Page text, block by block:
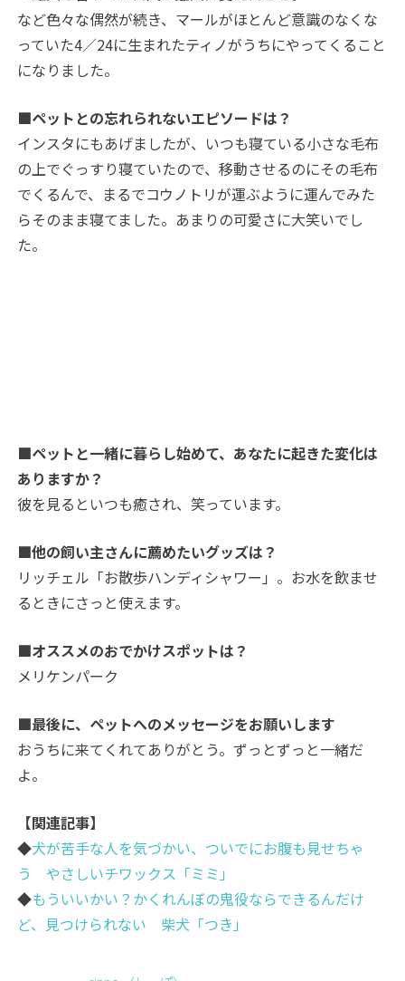
など色々な偶然が続き、マールがほとんど意識のなくな
っていた4／24に生まれたティノがうちにやってくること
になりました。
■ペットとの忘れられないエピソードは？
インスタにもあげましたが、いつも寝ている小さな毛布
の上でぐっすり寝ていたので、移動させるのにその毛布
でくるんで、まるでコウノトリが運ぶように運んでみた
らそのまま寝てました。あまりの可愛さに大笑いでし
た。
■ペットと一緒に暮らし始めて、あなたに起きた変化は
ありますか？
彼を見るといつも癒され、笑っています。
■他の飼い主さんに薦めたいグッズは？
リッチェル「お散歩ハンディシャワー」。お水を飲ませ
るときにさっと使えます。
■オススメのおでかけスポットは？
メリケンパーク
■最後に、ペットへのメッセージをお願いします
おうちに来てくれてありがとう。ずっとずっと一緒だ
よ。
【関連記事】
◆犬が苦手な人を気づかい、ついでにお腹も見せちゃ
う やさしいチワックス「ミミ」
◆もういいかい？かくれんぼの鬼役ならできるんだけ
ど、見つけられない 柴犬「つき」